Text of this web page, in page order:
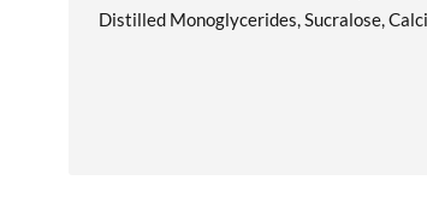
Distilled Monoglycerides, Sucralose,